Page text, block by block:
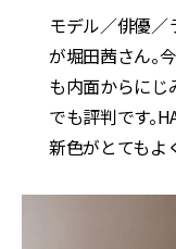
モデル／俳優／
が堀田茜さん。
も内面からにじ
でも評判です。
新色がとてもよ